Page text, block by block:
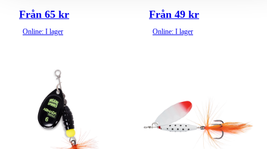
Från 65 kr
Online: I lager
Från 49 kr
Online: I lager